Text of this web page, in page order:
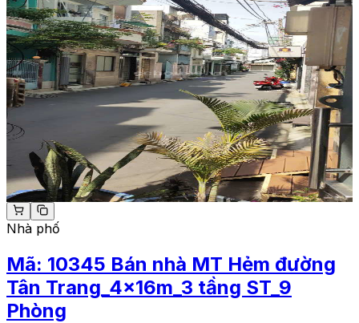
Nhà phố
Mã: 10345 Bán nhà MT Hẻm đường
Tân Trang_4x16m_3 tầng ST_9
Phòng